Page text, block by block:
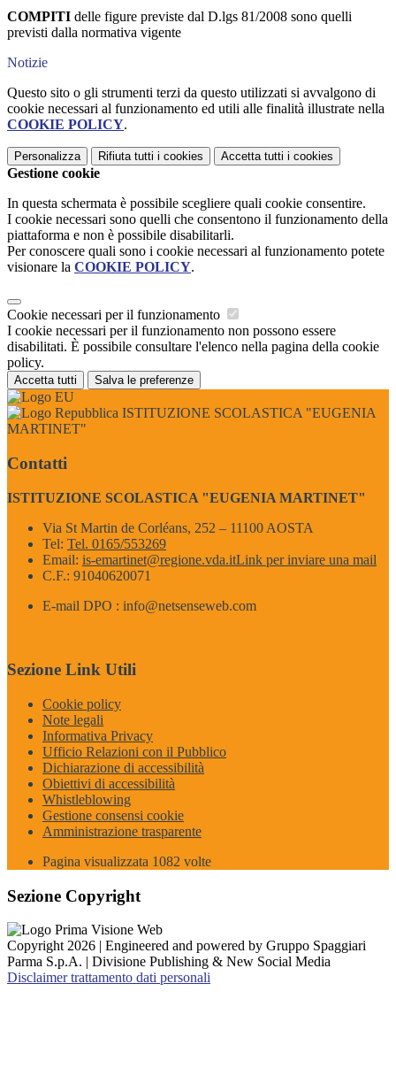
COMPITI delle figure previste dal D.lgs 81/2008 sono quelli
previsti dalla normativa vigente
Notizie
Questo sito o gli strumenti terzi da questo utilizzati si avvalgono di
cookie necessari al funzionamento ed utili alle finalità illustrate nella
COOKIE POLICY.
Personalizza Rifiuta tutti i cookies Accetta tutti i cookies
Gestione cookie
In questa schermata è possibile scegliere quali cookie consentire.
I cookie necessari sono quelli che consentono il funzionamento della
piattaforma e non è possibile disabilitarli.
Per conoscere quali sono i cookie necessari al funzionamento potete
visionare la COOKIE POLICY.
Cookie necessari per il funzionamento
I cookie necessari per il funzionamento non possono essere
disabilitati. È possibile consultare l'elenco nella pagina della cookie
policy.
Accetta tutti Salva le preferenze
ISTITUZIONE SCOLASTICA "EUGENIA
MARTINET"
Contatti
ISTITUZIONE SCOLASTICA "EUGENIA MARTINET"
Via St Martin de Corléans, 252 – 11100 AOSTA
Tel: Tel. 0165/553269
Email: is-emartinet@regione.vda.itLink per inviare una mail
C.F.: 91040620071
E-mail DPO : info@netsenseweb.com
Sezione Link Utili
Cookie policy
Note legali
Informativa Privacy
Ufficio Relazioni con il Pubblico
Dichiarazione di accessibilità
Obiettivi di accessibilità
Whistleblowing
Gestione consensi cookie
Amministrazione trasparente
Pagina visualizzata 1082 volte
Sezione Copyright
Copyright 2026 | Engineered and powered by Gruppo Spaggiari
Parma S.p.A. | Divisione Publishing & New Social Media
Disclaimer trattamento dati personali